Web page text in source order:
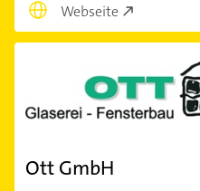
Webseite
Ott GmbH